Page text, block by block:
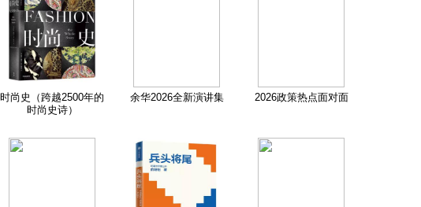
时尚史（跨越2500年的
时尚史诗）
余华2026全新演讲集 2026政策热点面对面